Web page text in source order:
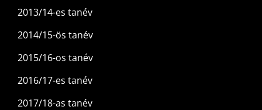
2013/14-es tanév
2014/15-ös tanév
2015/16-os tanév
2016/17-es tanév
2017/18-as tanév